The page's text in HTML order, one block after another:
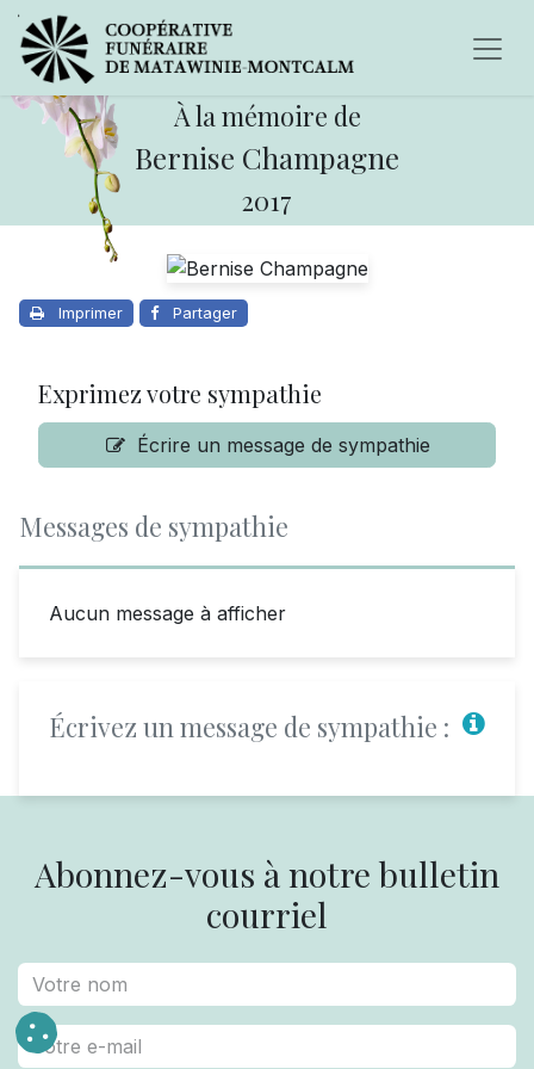
À la mémoire de
Bernise Champagne
2017
Imprimer Partager
Exprimez votre sympathie
Écrire un message de sympathie
Messages de sympathie
Aucun message à afficher
Écrivez un message de sympathie :
Abonnez-vous à notre bulletin
courriel